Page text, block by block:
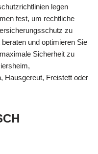
legen
fest, um rechtliche
zu
und optimieren Sie
Sicherheit zu
Hausgereut, Freistett oder